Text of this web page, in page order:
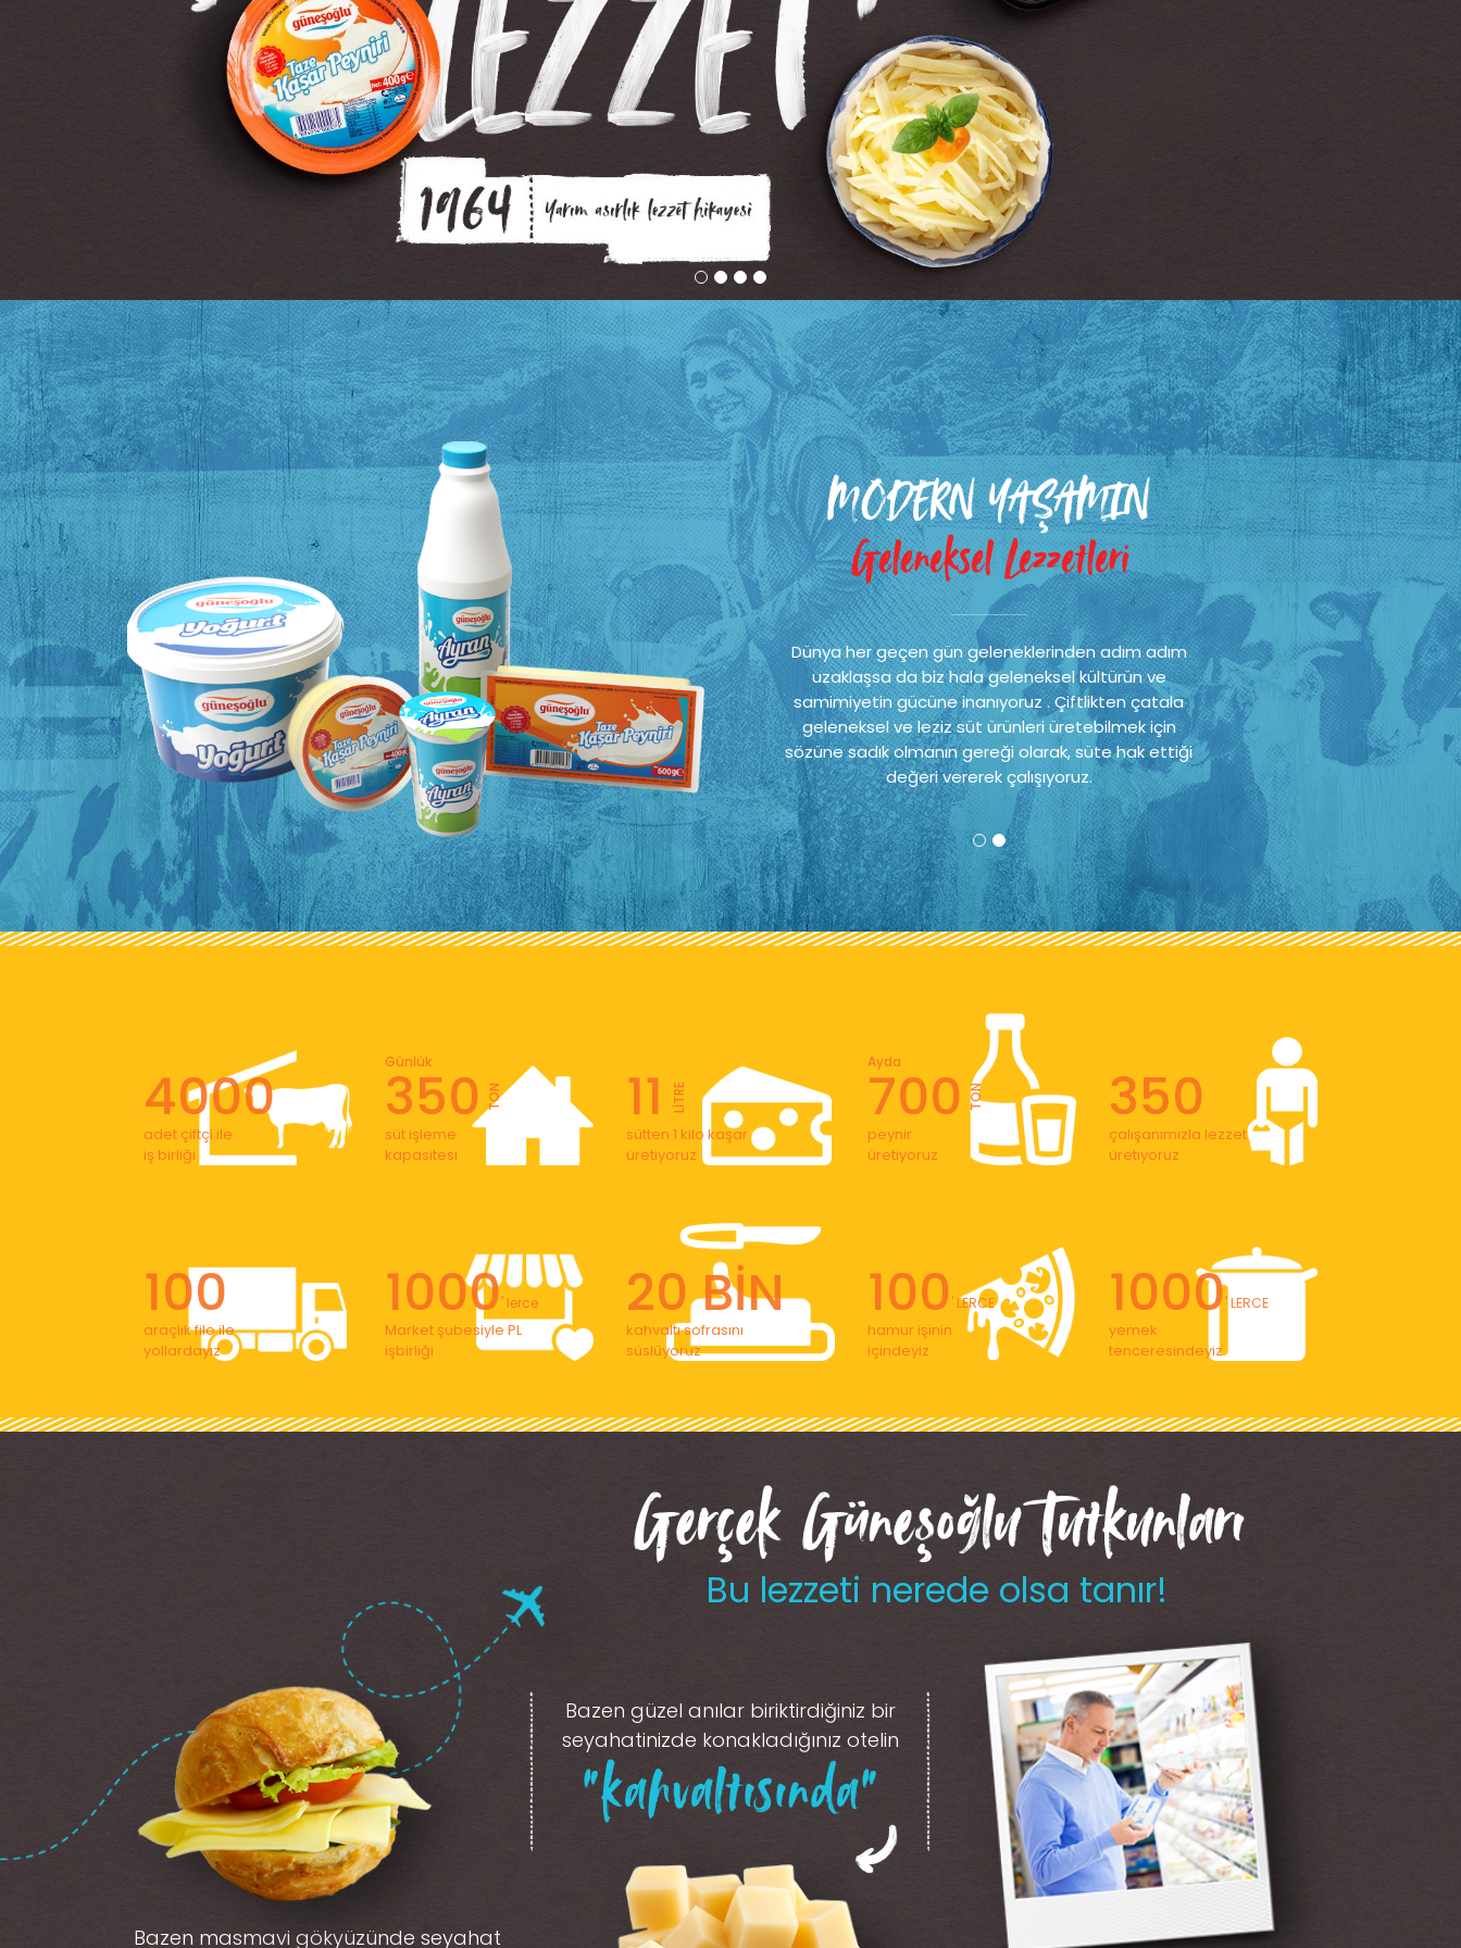
MODERN YAŞAMIN
Geleneksel Lezzetleri
Dünya her geçen gün geleneklerinden adım adım
uzaklaşsa da biz hala geleneksel kültürün ve
samimiyetin gücüne inanıyoruz . Çiftlikten çatala
geleneksel ve leziz süt ürünleri üretebilmek için
sözüne sadık olmanın gereği olarak, süte hak ettiği
değeri vererek çalışıyoruz.
4000
adet çiftçi ile
iş birliği
350
Günlük
TON
süt işleme
kapasitesi
11 LİTRE
sütten 1 kilo kaşar
üretiyoruz
700
Ayda
TON
peynir
üretiyoruz
350
çalışanımızla lezzet
üretiyoruz
100
araçlık filo ile
yollardayız
1000' lerce
Market şubesiyle PL
işbirliği
20 BİN
kahvaltı sofrasını
süslüyoruz
100' LERCE
hamur işinin
içindeyiz
1000' LERCE
yemek
tenceresindeyiz
Gerçek Güneşoğlu Tutkunları
Bu lezzeti nerede olsa tanır!
Bazen masmavi gökyüzünde seyahat
Bazen güzel anılar biriktirdiğiniz bir
seyahatinizde konakladığınız otelin
“kahvaltısında”